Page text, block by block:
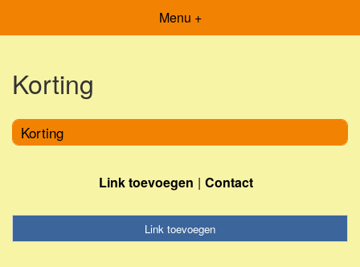
Menu +
Korting
Korting
Link toevoegen Contact
Link toevoegen